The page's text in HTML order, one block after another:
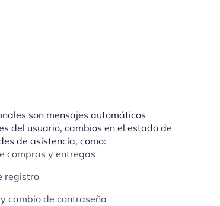
son mensajes automáticos
del usuario, cambios en el estado de
de asistencia, como:
compras y entregas
registro
cambio de contraseña